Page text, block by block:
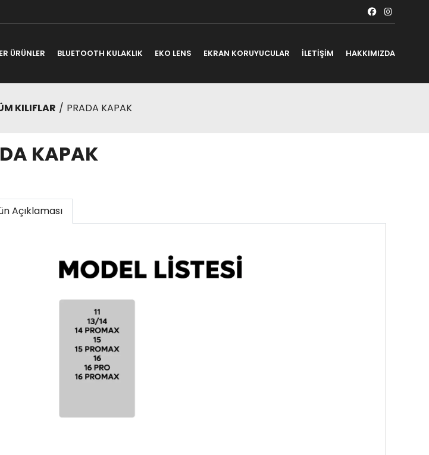
ÜRÜNLER BLUETOOTH KULAKLIK EKO LENS EKRAN KORUYUCULAR İLETİŞİM HAKKIMIZDA
KILIFLAR PRADA KAPAK
KAPAK
Açıklaması